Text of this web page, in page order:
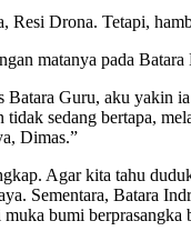
Drona. Tetapi,
matanya pada
Guru, aku yakin
sedang bertapa,
Dimas.”
Agar kita tahu
Sementara, Batara
bumi